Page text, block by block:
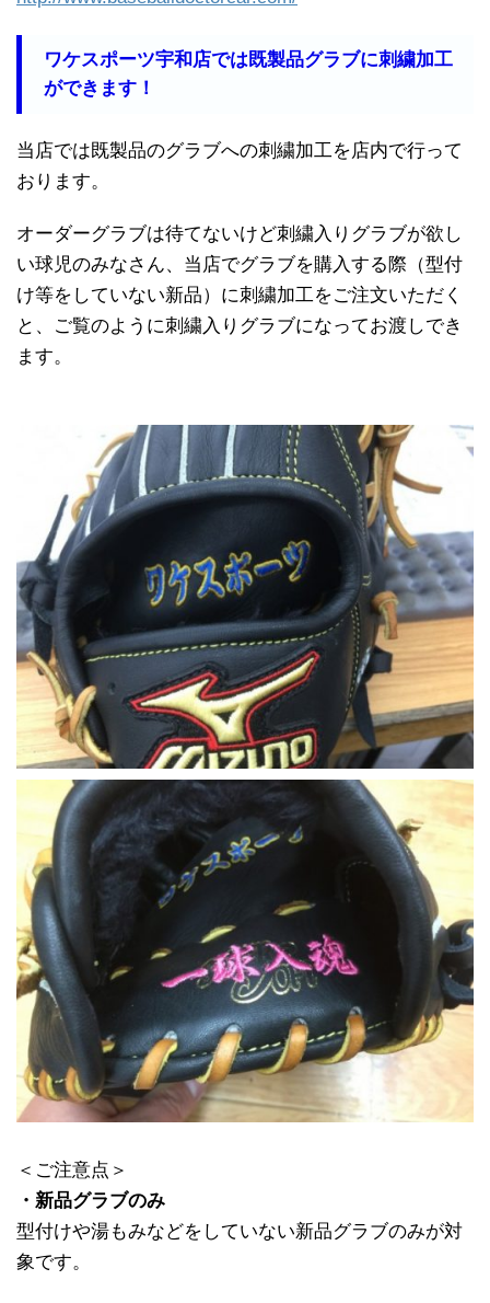
ワケスポーツ宇和店では既製品グラブに刺繍加工
ができます！
当店では既製品のグラブへの刺繍加工を店内で行って
おります。
オーダーグラブは待てないけど刺繍入りグラブが欲し
い球児のみなさん、当店でグラブを購入する際（型付
け等をしていない新品）に刺繍加工をご注文いただく
と、ご覧のように刺繍入りグラブになってお渡しでき
ます。
＜ご注意点＞
・新品グラブのみ
型付けや湯もみなどをしていない新品グラブのみが対
象です。